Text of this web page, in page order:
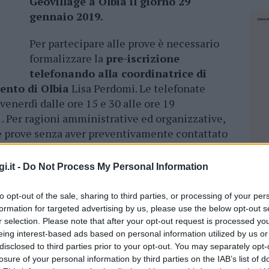
- Do Not Process My Personal Information
opt-out of the sale, sharing to third parties, or processing of your
for targeted advertising by us, please use the below opt-out
selection. Please note that after your opt-out request is processed
interest-based ads based on personal information utilized by us
to third parties prior to your opt-out. You may separately
of your personal information by third parties on the IAB’s list of
gennaio 2019.
Per partecipare alle prove è necessario
formalizzare la pre-iscrizione
telefonando alla coordinatrice di
di Olbia Lisa Perdomi. Le telefonate
dalle ore 15 e 30 alle ore 19
Per ragioni amministrative ed organizzative,
senza aver preventivamente contattato
le persone che risulteranno idonee
e riceveranno tutte le
il relativo esame otterranno il
uno strumento molto utile pertrovare
nelle piscine della Sardegna , nel resto